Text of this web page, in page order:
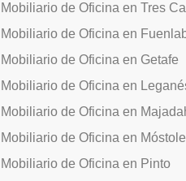
Mobiliario de Oficina en Tres
Mobiliario de Oficina en
Mobiliario de Oficina en Getafe
Mobiliario de Oficina en
Mobiliario de Oficina en
Mobiliario de Oficina en
Mobiliario de Oficina en Pinto